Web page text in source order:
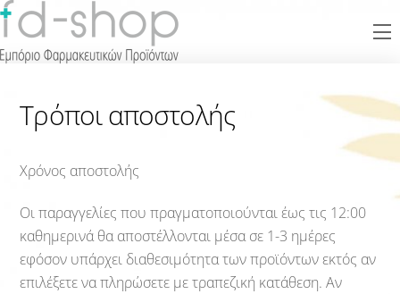
Skip
to
content
Τρόποι αποστολής
Χρόνος αποστολής
Οι παραγγελίες που πραγματοποιούνται έως τις 12:00
καθημερινά θα αποστέλλονται μέσα σε 1-3 ημέρες
εφόσον υπάρχει διαθεσιμότητα των προϊόντων εκτός αν
επιλέξετε να πληρώσετε με τραπεζική κατάθεση. Αν